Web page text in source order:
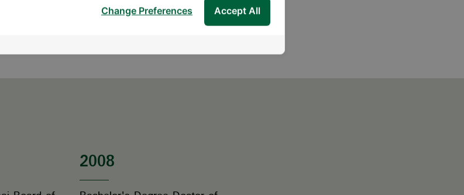
Planting
2008
Accept All
Change Preferences